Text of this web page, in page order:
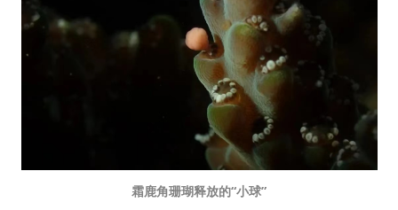
霜鹿角珊瑚释放的“小球”